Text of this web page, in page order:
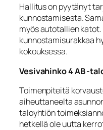
Hallitus on pyytänyt
kunnostamisesta.
myös autotallien
kunnostamisurakkaa
kokouksessa.
Vesivahinko 4 AB -
Toimenpiteitä
aiheuttaneelta
taloyhtiön
hetkellä ole uutta